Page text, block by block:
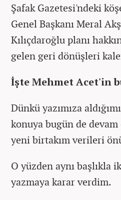
Şafak Gazetesi'ndeki
Genel Başkanı Meral
Kılıçdaroğlu planı
gelen geri dönüşleri
İşte Mehmet Acet'in
Dünkü yazımıza
konuya bugün de
yeni birtakım verileri
O yüzden aynı başlıkla
yazmaya karar verdim.